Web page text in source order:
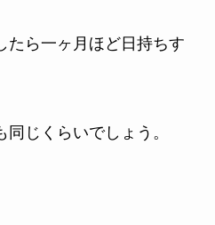
たら一ヶ月ほど日持ちす
じくらいでしょう。